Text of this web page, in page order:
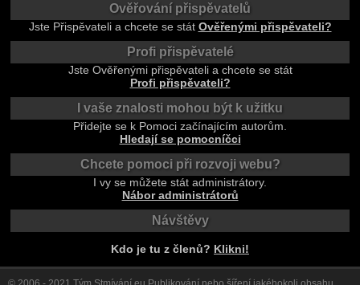
Ověřování přispěvatelů
Jste Přispěvateli a chcete se stát Ověřenými přispěvateli?
Profi přispěvatelé
Jste Ověřenými přispěvateli a chcete se stát
Profi přispěvateli?
I vaše znalosti mohou být k užitku
Přidejte se k Pomoci začínajícím autorům.
Hledají se pomocníčci
Chcete pomoci při rozvoji webu?
I vy se můžete stát administrátory.
Nábor administrátorů
Návštěvy
Kdo je tu z členů? Klikni!